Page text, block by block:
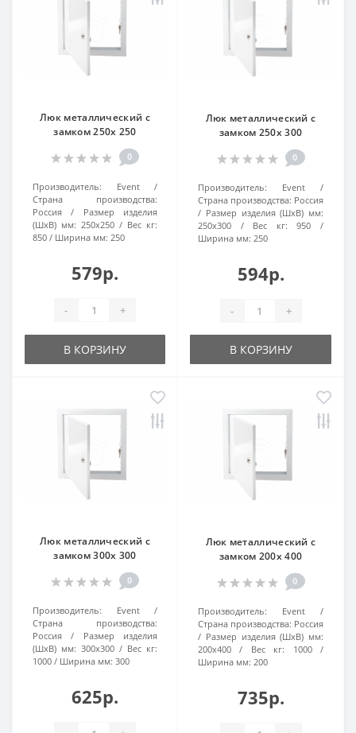
Люк металлический с
замком 250х 250
0
Производитель:
Event
Страна производства:
Россия
Размер изделия
(ШхВ) мм: 250x250
Вес кг:
850
Ширина мм: 250
579р.
- +
В КОРЗИНУ
Люк металлический с
замком 250х 300
0
Производитель:
Event
Страна производства: Россия
Размер изделия (ШхВ) мм:
250х300
Вес кг:
950
Ширина мм: 250
594р.
- +
В КОРЗИНУ
Люк металлический с
замком 300х 300
0
Производитель:
Event
Страна производства:
Россия
Размер изделия
(ШхВ) мм: 300x300
Вес кг:
1000
Ширина мм: 300
625р.
Люк металлический с
замком 200х 400
0
Производитель:
Event
Страна производства: Россия
Размер изделия (ШхВ) мм:
200х400
Вес кг:
1000
Ширина мм: 200
735р.